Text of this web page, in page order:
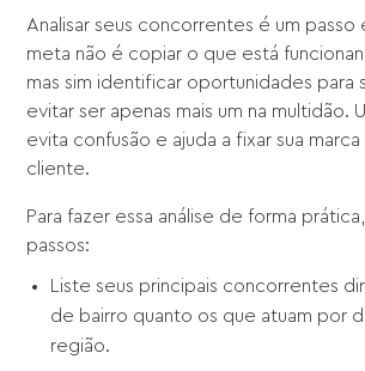
Analisar seus concorrentes é um
meta não é copiar o que está
mas sim identificar oportunidades para
evitar ser apenas mais um na multidão.
evita confusão e ajuda a fixar sua
cliente.
Para fazer essa análise de forma
passos:
Liste seus principais concorrentes
de bairro quanto os que atuam por
região.